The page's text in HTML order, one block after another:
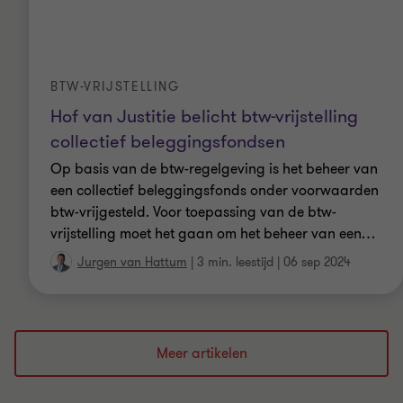
Hof van Justitie belicht btw-vrijstelling
collectief beleggingsfondsen
BTW-VRIJSTELLING
Op basis van de btw-regelgeving is het beheer van
een collectief beleggingsfonds onder voorwaarden
btw-vrijgesteld. Voor toepassing van de btw-
vrijstelling moet het gaan om het beheer van een…
Jurgen van Hattum 3 min. leestijd 06 sep 2024
Meer artikelen